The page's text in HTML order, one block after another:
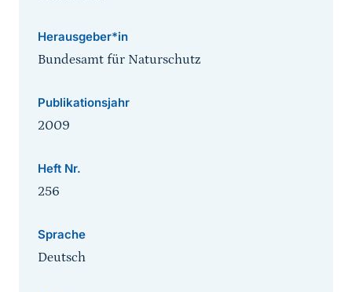
Herausgeber*in
Bundesamt für Naturschutz
Publikationsjahr
2009
Heft Nr.
256
Sprache
Deutsch